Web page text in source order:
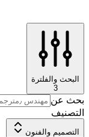
البحث والفلترة
3
بحث عن
التصنيف
التصميم والفنون